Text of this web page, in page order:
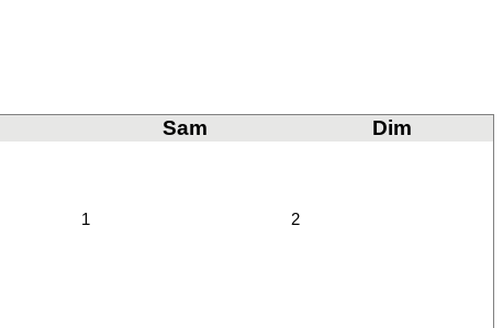
Sam Dim
1 2